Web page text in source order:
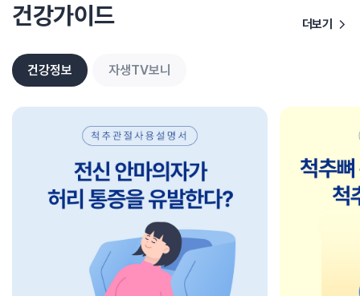
건강가이드 더보기
건강정보 자생TV보니